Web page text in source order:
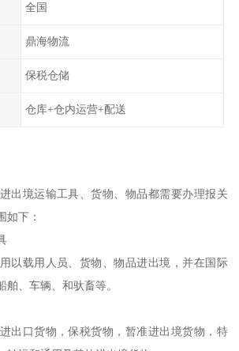
全国
鼎海物流
保税仓储
仓库+仓内运营+配送
出境运输工具、货物、物品都需要办理报关
如下：
以载用人员、货物、物品进出境，并在国际
舶、车辆、和驮畜等。
出口货物，保税货物，暂准进出境货物，特